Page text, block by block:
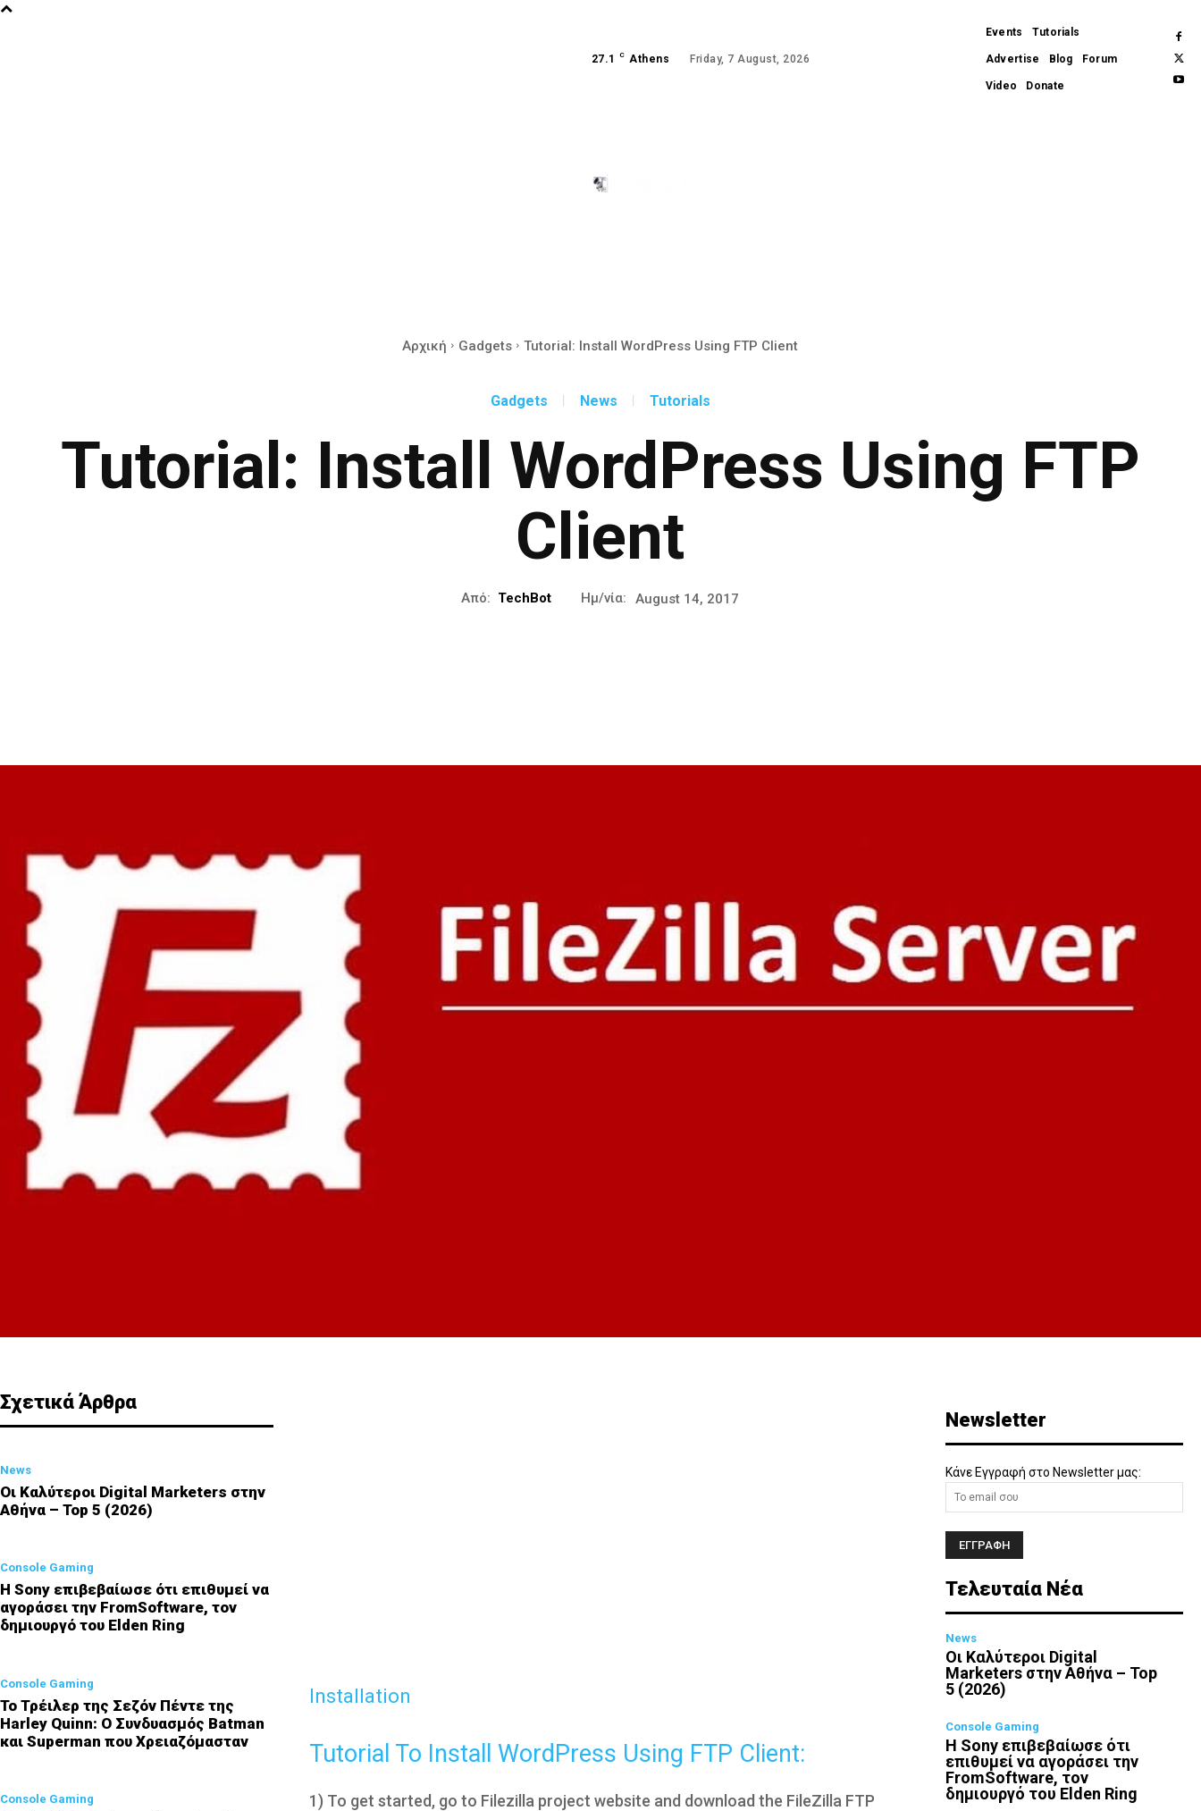
27.1 C Athens Friday, 7 August, 2026
Events Tutorials
Advertise Blog Forum
Video Donate
Αρχική Gadgets Tutorial: Install WordPress Using FTP Client
Gadgets News Tutorials
Tutorial: Install WordPress Using FTP
Client
Από: TechBot Ημ/νία: August 14, 2017
Σχετικά Άρθρα
News
Οι Καλύτεροι Digital Marketers στην
Αθήνα – Top 5 (2026)
Console Gaming
Η Sony επιβεβαίωσε ότι επιθυμεί να
αγοράσει την FromSoftware, τον
δημιουργό του Elden Ring
Console Gaming
Το Τρέιλερ της Σεζόν Πέντε της
Harley Quinn: Ο Συνδυασμός Batman
και Superman που Χρειαζόμασταν
Console Gaming
Installation​
Tutorial To Install WordPress Using FTP Client:
1) To get started, go to Filezilla project website and download the FileZilla FTP
Newsletter
Κάνε Εγγραφή στο Newsletter μας:
Τελευταία Νέα
News
Οι Καλύτεροι Digital
Marketers στην Αθήνα – Top
5 (2026)
Console Gaming
Η Sony επιβεβαίωσε ότι
επιθυμεί να αγοράσει την
FromSoftware, τον
δημιουργό του Elden Ring